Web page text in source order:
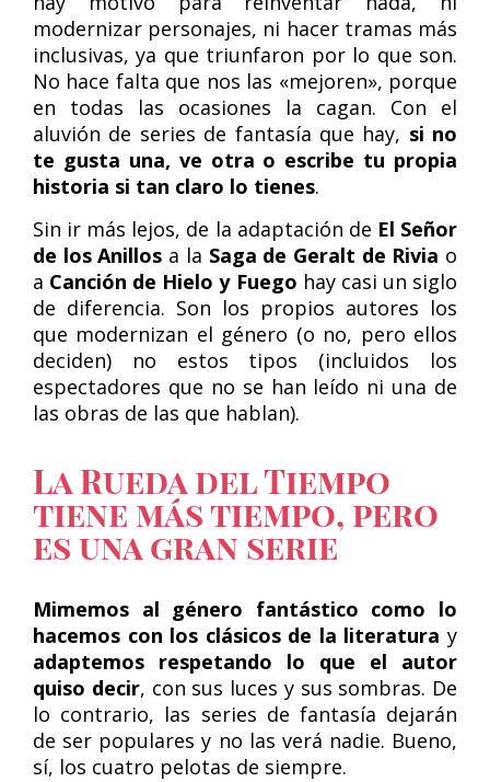
modernizar personajes, ni hacer tramas más
inclusivas, ya que triunfaron por lo que son.
No hace falta que nos las «mejoren», porque
en todas las ocasiones la cagan. Con el
aluvión de series de fantasía que hay, si no
te gusta una, ve otra o escribe tu propia
historia si tan claro lo tienes.
Sin ir más lejos, de la adaptación de El Señor
de los Anillos a la Saga de Geralt de Rivia o
a Canción de Hielo y Fuego hay casi un siglo
de diferencia. Son los propios autores los
que modernizan el género (o no, pero ellos
deciden) no estos tipos (incluidos los
espectadores que no se han leído ni una de
las obras de las que hablan).
La Rueda del Tiempo
tiene más tiempo, pero
es una gran serie
Mimemos al género fantástico como lo
hacemos con los clásicos de la literatura y
adaptemos respetando lo que el autor
quiso decir, con sus luces y sus sombras. De
lo contrario, las series de fantasía dejarán
de ser populares y no las verá nadie. Bueno,
sí, los cuatro pelotas de siempre.